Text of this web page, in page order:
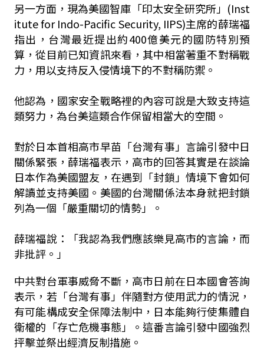
另一方面，現為美國智庫「印太安全研究所」(Inst
itute for Indo-Pacific Security, IIPS)主席的薛瑞福
指出，台灣最近提出約400億美元的國防特別預
算，從目前已知資訊來看，其中相當著重不對稱戰
力，用以支持反入侵情境下的不對稱防禦。
他認為，國家安全戰略裡的內容可說是大致支持這
類努力，為台美這類合作保留相當大的空間。
對於日本首相高市早苗「台灣有事」言論引發中日
關係緊張，薛瑞福表示，高市的回答其實是在談論
日本作為美國盟友，在遇到「封鎖」情境下會如何
解讀並支持美國。美國的台灣關係法本身就把封鎖
列為一個「嚴重關切的情勢」。
薛瑞福說：「我認為我們應該樂見高市的言論，而
非批評。」
中共對台軍事威脅不斷，高市日前在日本國會答詢
表示，若「台灣有事」伴隨對方使用武力的情況，
有可能構成安全保障法制中，日本能夠行使集體自
衛權的「存亡危機事態」。這番言論引發中國強烈
抨擊並祭出經濟反制措施。